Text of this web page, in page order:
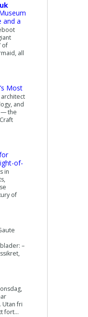
and a
of
all
Most
architect
and
— the
of-
in
of
–
Utan fri
fort...